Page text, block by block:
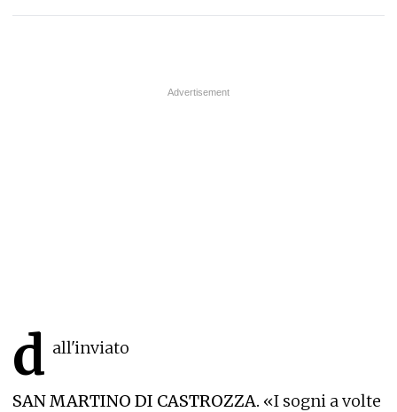
d all'inviato
SAN MARTINO DI CASTROZZA. «I sogni a volte